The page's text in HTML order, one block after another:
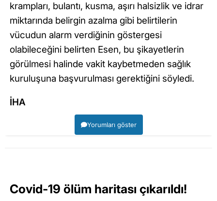
krampları, bulantı, kusma, aşırı halsizlik ve idrar
miktarında belirgin azalma gibi belirtilerin
vücudun alarm verdiğinin göstergesi
olabileceğini belirten Esen, bu şikayetlerin
görülmesi halinde vakit kaybetmeden sağlık
kuruluşuna başvurulması gerektiğini söyledi.
İHA
Yorumları göster
Covid-19 ölüm haritası çıkarıldı!